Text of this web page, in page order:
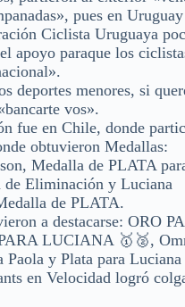
pues en
Ciclista Uruguaya
apoyo paraque los
deportes menores, si
vos».
fue en Chile, donde
obtuvieron Medallas:
Medalla de PLATA
de Eliminación y Luciana
de PLATA.
a destacarse: ORO
LUCIANA 🥇🥈,
Paola y Plata para
en Velocidad logró